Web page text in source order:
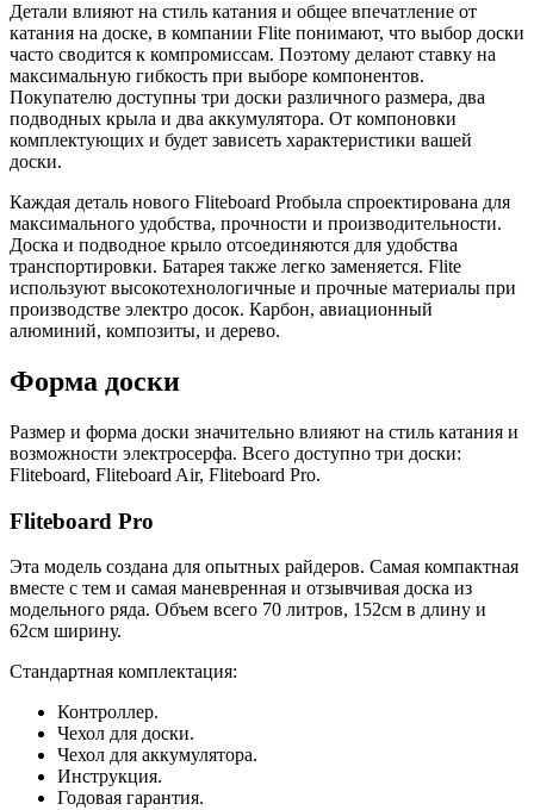
Детали влияют на стиль катания и общее впечатление от
катания на доске, в компании Flite понимают, что выбор доски
часто сводится к компромиссам. Поэтому делают ставку на
максимальную гибкость при выборе компонентов.
Покупателю доступны три доски различного размера, два
подводных крыла и два аккумулятора. От компоновки
комплектующих и будет зависеть характеристики вашей
доски.
Каждая деталь нового Fliteboard Proбыла спроектирована для
максимального удобства, прочности и производительности.
Доска и подводное крыло отсоединяются для удобства
транспортировки. Батарея также легко заменяется. Flite
используют высокотехнологичные и прочные материалы при
производстве электро досок. Карбон, авиационный
алюминий, композиты, и дерево.
Форма доски
Размер и форма доски значительно влияют на стиль катания и
возможности электросерфа. Всего доступно три доски:
Fliteboard, Fliteboard Air, Fliteboard Pro.
Fliteboard Pro
Эта модель создана для опытных райдеров. Самая компактная
вместе с тем и самая маневренная и отзывчивая доска из
модельного ряда. Объем всего 70 литров, 152см в длину и
62см ширину.
Стандартная комплектация:
Контроллер.
Чехол для доски.
Чехол для аккумулятора.
Инструкция.
Годовая гарантия.